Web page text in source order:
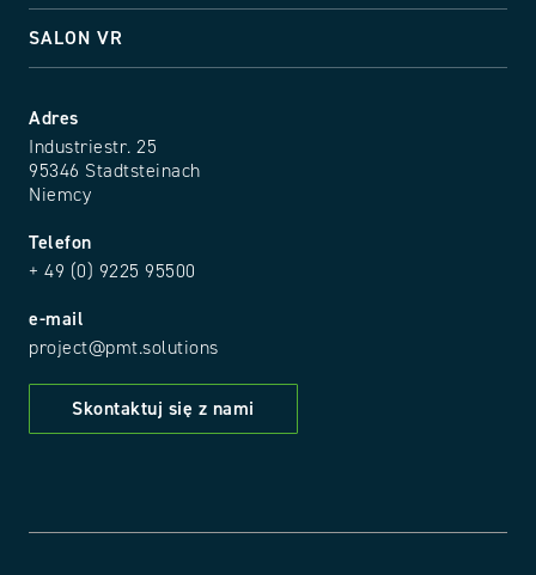
Adres
Industriestr. 25
95346 Stadtsteinach
Niemcy
Telefon
+ 49 (0) 9225 95500
e-mail
project@pmt.solutions
Skontaktuj się z nami
SALON VR